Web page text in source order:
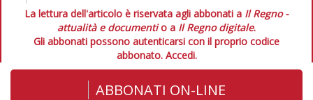
La lettura dell'articolo è riservata agli abbonati a Il Regno -
attualità e documentio a Il Regno digitale.
Gli abbonati possono autenticarsi con il proprio codice
abbonato. Accedi.
ABBONATI ON-LINE